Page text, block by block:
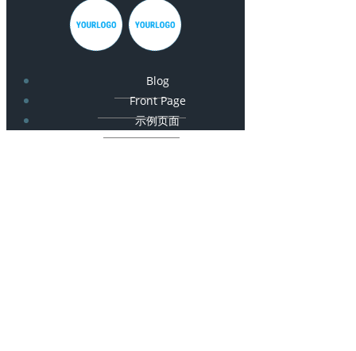
Blog
Front Page
示例页面